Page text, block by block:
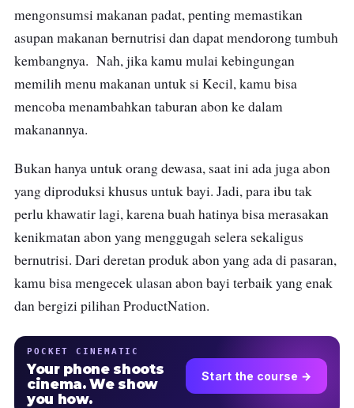
mengonsumsi makanan padat, penting memastikan
asupan makanan bernutrisi dan dapat mendorong tumbuh
kembangnya. Nah, jika kamu mulai kebingungan
memilih menu makanan untuk si Kecil, kamu bisa
mencoba menambahkan taburan abon ke dalam
makanannya.
Bukan hanya untuk orang dewasa, saat ini ada juga abon
yang diproduksi khusus untuk bayi. Jadi, para ibu tak
perlu khawatir lagi, karena buah hatinya bisa merasakan
kenikmatan abon yang menggugah selera sekaligus
bernutrisi. Dari deretan produk abon yang ada di pasaran,
kamu bisa mengecek ulasan abon bayi terbaik yang enak
dan bergizi pilihan ProductNation.
POCKET CINEMATIC
Your phone shoots
cinema. We show
you how.
Start the course →